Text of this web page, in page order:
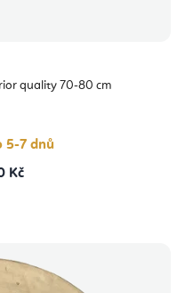
quality 70-80 cm
5-7 dnů
Kč